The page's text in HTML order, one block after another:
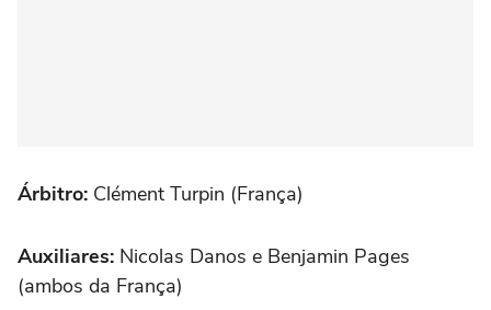
Árbitro: Clément Turpin (França)
Auxiliares: Nicolas Danos e Benjamin Pages
(ambos da França)